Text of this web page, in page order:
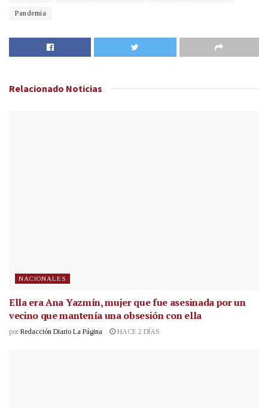
Pandemia
Relacionado Noticias
NACIONALES
Ella era Ana Yazmín, mujer que fue asesinada por un
vecino que mantenía una obsesión con ella
por Redacción Diario La Página HACE 2 DÍAS